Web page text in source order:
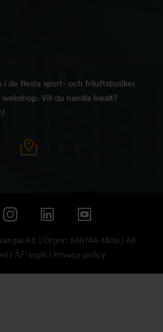
i de flesta sport- och friluftsbutiker
Vill du handla lokalt?
AB | Orgnr: 556744-1406 | All
| ÅF-login Privacy policy